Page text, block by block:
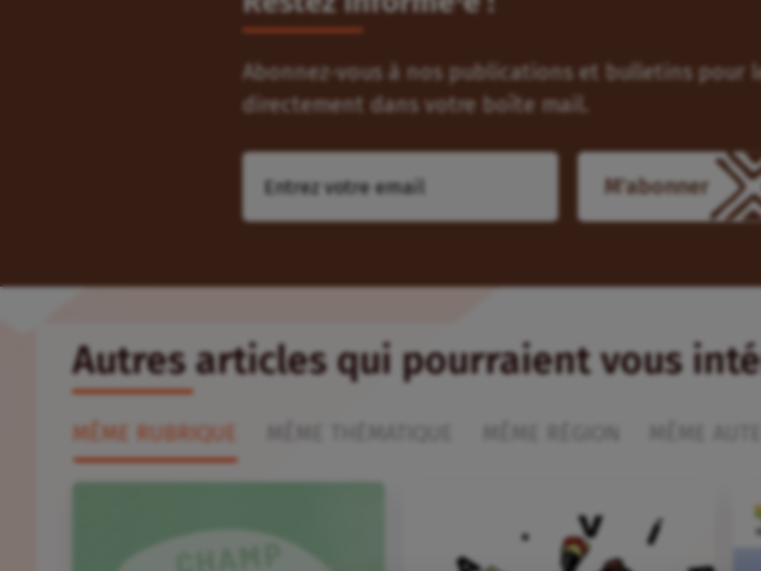
Abonnez-vous à nos publications et bulletins pour
directement dans votre boîte mail.
M'abonner
Autres articles qui pourraient vous
MÊME RUBRIQUE